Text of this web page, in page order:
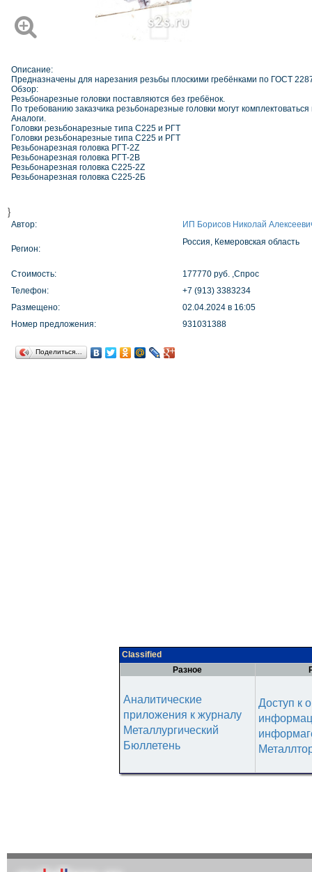
Описание:
Предназначены для нарезания резьбы плоскими гребёнками по ГОСТ
Обзор:
Резьбонарезные головки поставляются без гребёнок.
По требованию заказчика резьбонарезные головки могут
Аналоги.
Головки резьбонарезные типа С225 и РГТ
Головки резьбонарезные типа С225 и РГТ
Резьбонарезная головка РГТ-2Z
Резьбонарезная головка РГТ-2В
Резьбонарезная головка С225-2Z
Резьбонарезная головка С225-2Б
}
Автор: ИП Борисов Николай
Регион:
Россия, Кемеровская область
Стоимость:
177770 руб. ,Спрос
Телефон:
+7 (913) 3383234
Размещено:
02.04.2024 в 16:05
Номер предложения:
931031388
Поделиться…
Classified
Разное
Аналитические
приложения к журналу
Металлургический
Бюллетень
Доступ к